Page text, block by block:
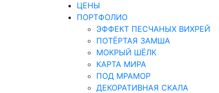
ЦЕНЫ
ПОРТФОЛИО
ЭФФЕКТ ПЕСЧАНЫХ ВИХРЕЙ
ПОТЁРТАЯ ЗАМША
МОКРЫЙ ШЁЛК
КАРТА МИРА
ПОД МРАМОР
ДЕКОРАТИВНАЯ СКАЛА